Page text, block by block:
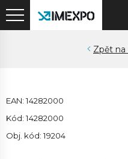
EAN: 14282000
Kód: 14282000
Obj. kód: 19204